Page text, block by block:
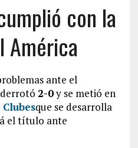
con la
América
ante el
2-0y se metió en
que se desarrolla
el título ante